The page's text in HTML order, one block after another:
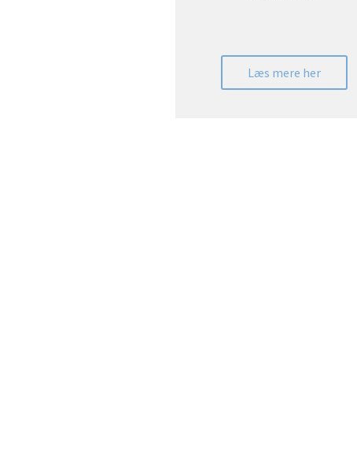
Læs mere her